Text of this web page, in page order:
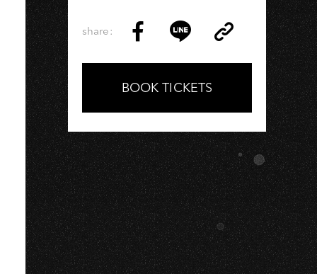
share:
on
Facebook
on
LINE
Link
Copy
BOOK TICKETS